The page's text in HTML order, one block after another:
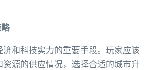
和科技实力的重要手段。玩家应该
源的供应情况，选择合适的城市升